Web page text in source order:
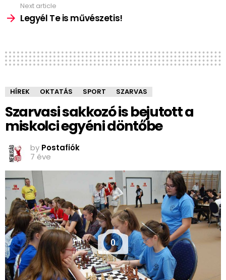
Next article
Legyél Te is művészetis!
HÍREK OKTATÁS SPORT SZARVAS
Szarvasi sakkozó is bejutott a
miskolci egyéni döntőbe
by Postafiók
7 éve
0